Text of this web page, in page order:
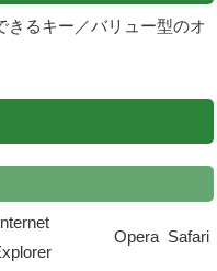
きるキー／バリュー型のオ
Opera Safari